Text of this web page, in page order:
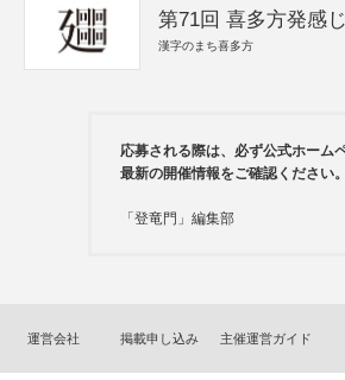
第71回 喜多方発感
漢字のまち喜多方
応募される際は、必ず公式ホーム
最新の開催情報をご確認ください。
「登竜門」編集部
運営会社 掲載申し込み 主催運営ガイド